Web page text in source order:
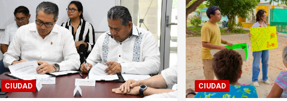
CIUDAD CIUDAD